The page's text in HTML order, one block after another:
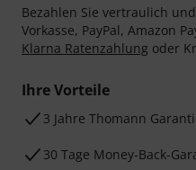
Bezahlen Sie vertraulich
Vorkasse, PayPal, Amazon
Klarna Ratenzahlung oder
Ihre Vorteile
3 Jahre Thomann
30 Tage Money-Back-